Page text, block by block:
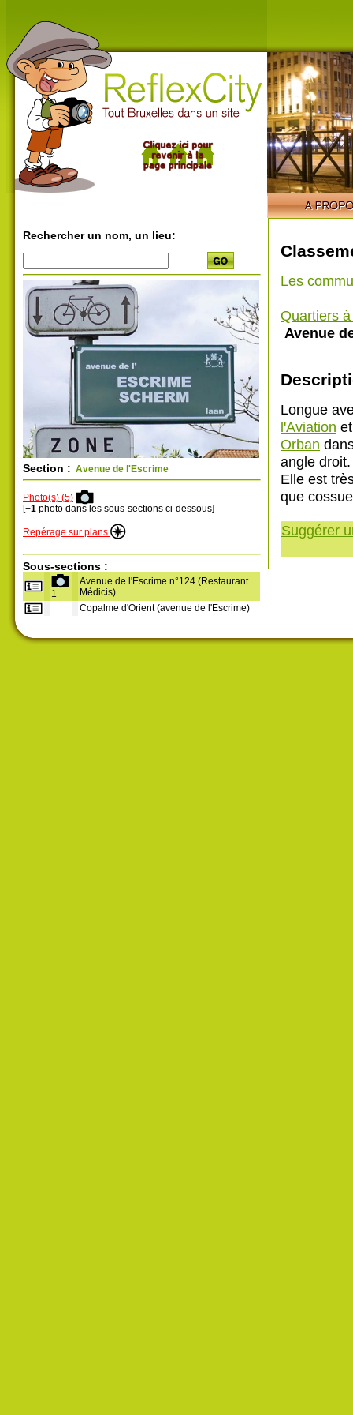
Rechercher un nom, un lieu:
Section : Avenue de l'Escrime
Photo(s) (5)
[+1 photo dans les sous-sections ci-dessous]
Repérage sur plans
Sous-sections :
1
Avenue de l'Escrime n°124 (Restaurant
Médicis)
Copalme d'Orient (avenue de l'Escrime)
Les
Quartiers
Avenue
Longue
l'Aviation
Orban
angle droit.
Elle est
que
Suggérer